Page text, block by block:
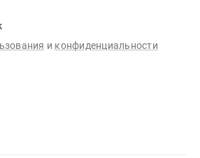
и конфиденциальности